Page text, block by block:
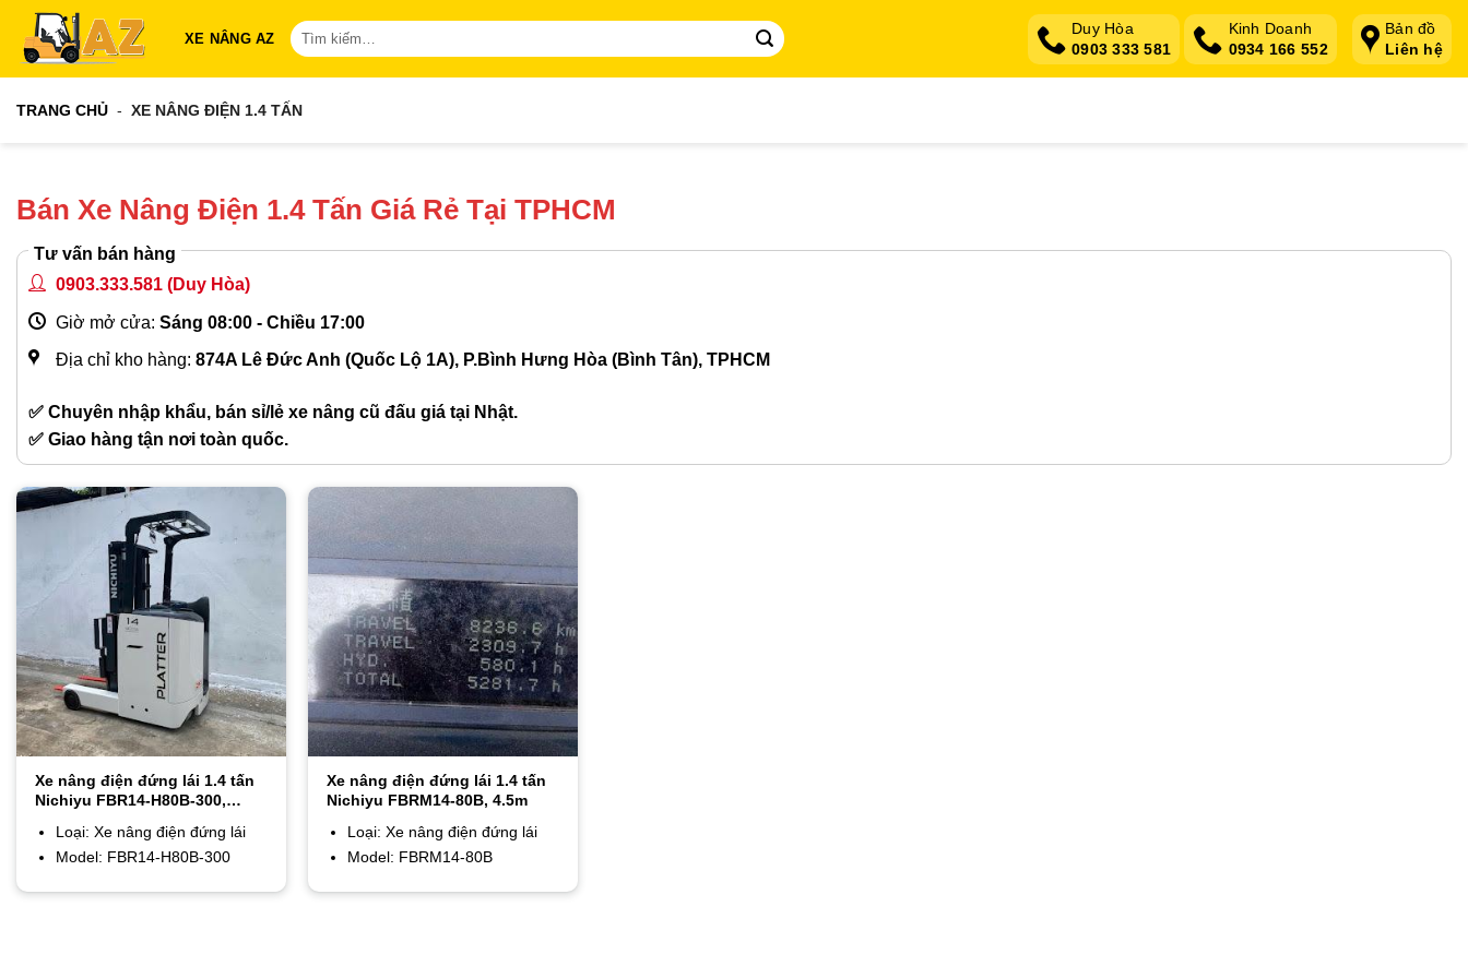
qua
nội
XE NÂNG AZ
Tìm
kiếm:
Duy Hòa
0903 333 581
Kinh Doanh
0934 166 552
Bản đồ
Liên hệ
TRANG CHỦ - XE NÂNG ĐIỆN 1.4 TẤN
Bán Xe Nâng Điện 1.4 Tấn Giá Rẻ Tại TPHCM
Tư vấn bán hàng
0903.333.581 (Duy Hòa)
Giờ mở cửa: Sáng 08:00 - Chiều 17:00
Địa chỉ kho hàng: 874A Lê Đức Anh (Quốc Lộ 1A), P.Bình Hưng Hòa (Bình Tân), TPHCM
✅ Chuyên nhập khẩu, bán sỉ/lẻ xe nâng cũ đấu giá tại Nhật.
✅ Giao hàng tận nơi toàn quốc.
Xe nâng điện đứng lái 1.4 tấn
Nichiyu FBR14-H80B-300,
Loại: Xe nâng điện đứng lái
Model: FBR14-H80B-300
Xe nâng điện đứng lái 1.4 tấn
Nichiyu FBRM14-80B, 4.5m
Loại: Xe nâng điện đứng lái
Model: FBRM14-80B